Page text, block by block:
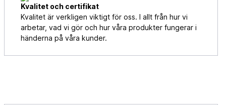
Kvalitet och certifikat
Kvalitet är verkligen viktigt för oss. I allt från hur vi
arbetar, vad vi gör och hur våra produkter fungerar i
händerna på våra kunder.